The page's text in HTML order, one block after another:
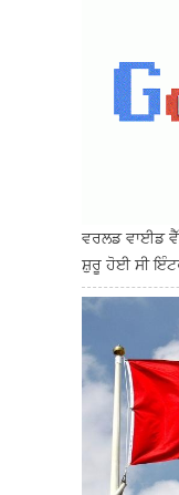
ਵਰਲਡ ਵਾਈਡ
ਸ਼ੁਰੂ ਹੋਈ ਸੀ